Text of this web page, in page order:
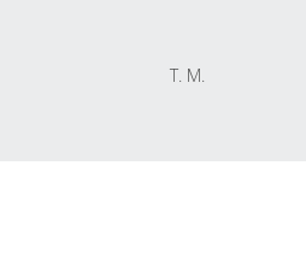
T. M.